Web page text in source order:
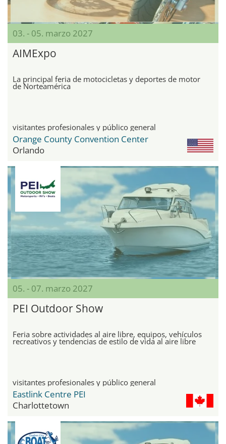
03. - 05. marzo 2027
AIMExpo
La principal feria de motocicletas y deportes de motor
de Norteamérica
visitantes profesionales y público general
Orange County Convention Center
Orlando
05. - 07. marzo 2027
PEI Outdoor Show
Feria sobre actividades al aire libre, equipos, vehículos
recreativos y tendencias de estilo de vida al aire libre
visitantes profesionales y público general
Eastlink Centre PEI
Charlottetown